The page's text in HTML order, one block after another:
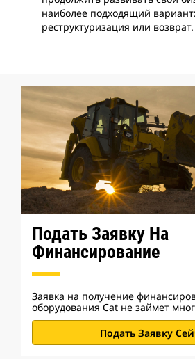
наиболее подходящий
реструктуризация или возврат.
Подать Заявку На
Финансирование
Заявка на получение
оборудования Cat не займет
Подать Заявку